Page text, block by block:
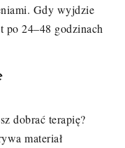
Gdy wyjdzie
po 24–48 godzinach
dobrać terapię?
materiał